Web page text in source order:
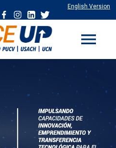
English Version
menu